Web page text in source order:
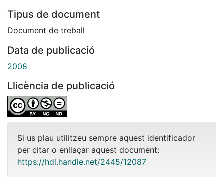
Tipus de document
Document de treball
Data de publicació
2008
Llicència de publicació
Si us plau utilitzeu sempre aquest identificador
per citar o enllaçar aquest document:
https://hdl.handle.net/2445/12087